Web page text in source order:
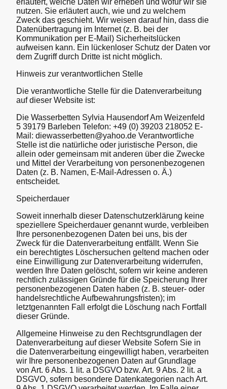
erläutert, welche Daten wir erheben und wofür wir sie
nutzen. Sie erläutert auch, wie und zu welchem
Zweck das geschieht. Wir weisen darauf hin, dass die
Datenübertragung im Internet (z. B. bei der
Kommunikation per E-Mail) Sicherheitslücken
aufweisen kann. Ein lückenloser Schutz der Daten vor
dem Zugriff durch Dritte ist nicht möglich.
Hinweis zur verantwortlichen Stelle
Die verantwortliche Stelle für die Datenverarbeitung
auf dieser Website ist:
Die Wasserbetten Sylvia Hausendorf Am Weizenfeld
5 39179 Barleben Telefon: +49 (0) 39203 218052 E-
Mail: diewasserbetten@yahoo.de Verantwortliche
Stelle ist die natürliche oder juristische Person, die
allein oder gemeinsam mit anderen über die Zwecke
und Mittel der Verarbeitung von personenbezogenen
Daten (z. B. Namen, E-Mail-Adressen o. Ä.)
entscheidet.
Speicherdauer
Soweit innerhalb dieser Datenschutzerklärung keine
speziellere Speicherdauer genannt wurde, verbleiben
Ihre personenbezogenen Daten bei uns, bis der
Zweck für die Datenverarbeitung entfällt. Wenn Sie
ein berechtigtes Löschersuchen geltend machen oder
eine Einwilligung zur Datenverarbeitung widerrufen,
werden Ihre Daten gelöscht, sofern wir keine anderen
rechtlich zulässigen Gründe für die Speicherung Ihrer
personenbezogenen Daten haben (z. B. steuer- oder
handelsrechtliche Aufbewahrungsfristen); im
letztgenannten Fall erfolgt die Löschung nach Fortfall
dieser Gründe.
Allgemeine Hinweise zu den Rechtsgrundlagen der
Datenverarbeitung auf dieser Website Sofern Sie in
die Datenverarbeitung eingewilligt haben, verarbeiten
wir Ihre personenbezogenen Daten auf Grundlage
von Art. 6 Abs. 1 lit. a DSGVO bzw. Art. 9 Abs. 2 lit. a
DSGVO, sofern besondere Datenkategorien nach Art.